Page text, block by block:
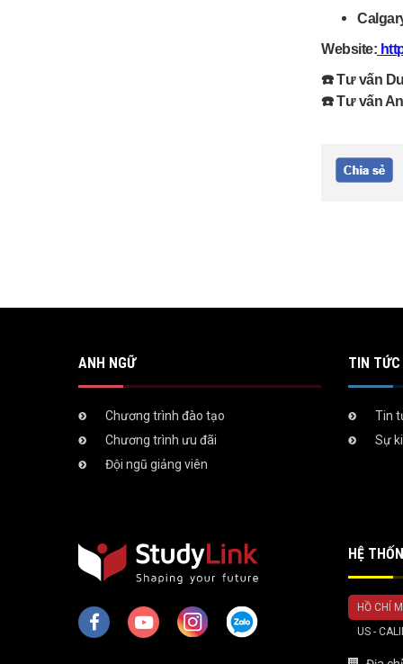
Website:
☎️ Tư vấn
☎️ Tư vấn
ANH NGỮ
Chương trình đào tạo
Chương trình ưu đãi
Đội ngũ giảng viên
TIN
Tin
Sự
HỆ
HỒ CHÍ
US -